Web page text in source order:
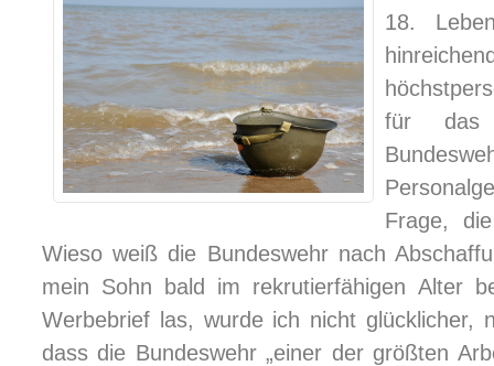
18.
für das
Frage,
Wieso weiß die Bundeswehr nach
mein Sohn bald im rekrutierfähigen Alter
Werbebrief las, wurde ich nicht glücklicher,
dass die Bundeswehr „einer der größten